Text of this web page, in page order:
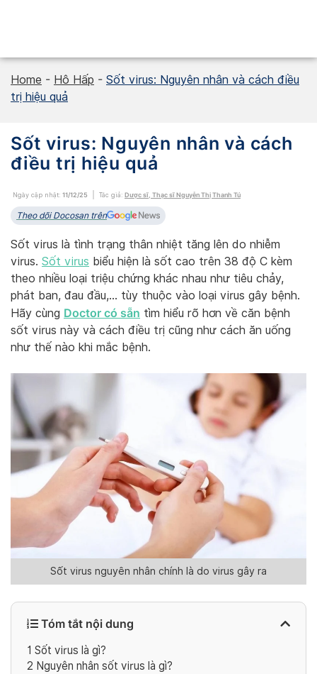
Home - Hô Hấp - Sốt virus: Nguyên nhân và cách điều
trị hiệu quả
Sốt virus: Nguyên nhân và cách
điều trị hiệu quả
Ngày cập nhật: 11/12/25 Tác giả: Dược sĩ, Thạc sĩ Nguyễn Thị Thanh Tú
Theo dõi Docosan trên
Sốt virus là tình trạng thân nhiệt tăng lên do nhiễm
virus. Sốt virus biểu hiện là sốt cao trên 38 độ C kèm
theo nhiều loại triệu chứng khác nhau như tiêu chảy,
phát ban, đau đầu,… tùy thuộc vào loại virus gây bệnh.
Hãy cùng Doctor có sẵn tìm hiểu rõ hơn về căn bệnh
sốt virus này và cách điều trị cũng như cách ăn uống
như thế nào khi mắc bệnh.
Sốt virus nguyên nhân chính là do virus gây ra
Tóm tắt nội dung
1 Sốt virus là gì?
2 Nguyên nhân sốt virus là gì?